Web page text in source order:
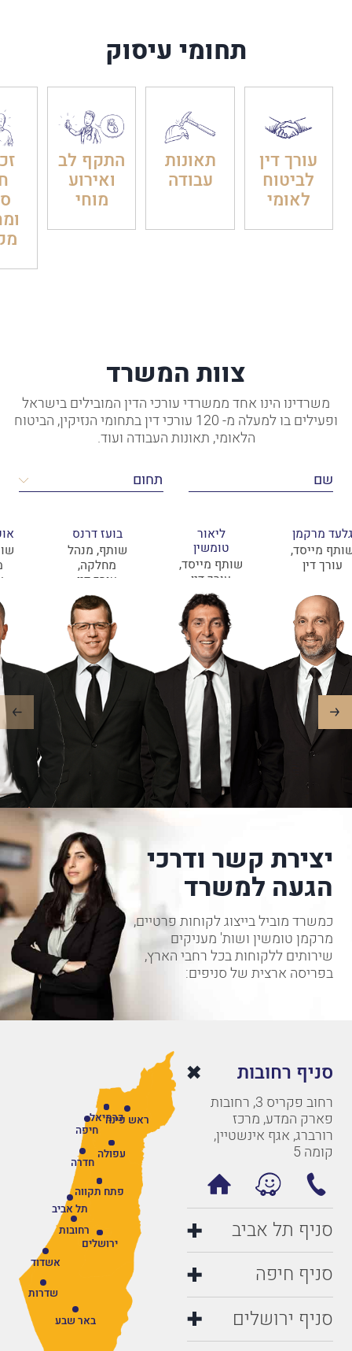
תחומי עיסוק
עורך דין
לביטוח
לאומי
תאונות
עבודה
התקף לב
ואירוע
מוחי
צוות המשרד
משרדינו הינו אחד ממשרדי עורכי הדין המובילים בישראל
ופעילים בו למעלה מ- 120 עורכי דין בתחומי הנזיקין, הביטוח
הלאומי, תאונות העבודה ועוד.
גלעד מרקמן
מייסד,
עורך דין
ליאור
טומשין
שותף מייסד,
עורך דין
בועז דרנס
שותף, מנהל
מחלקה,
עורך דין
יצירת קשר ודרכי
הגעה למשרד
כמשרד מוביל בייצוג לקוחות פרטיים,
מרקמן טומשין ושות' מעניקים
שירותים ללקוחות בכל רחבי הארץ,
בפריסה ארצית של סניפים:
סניף רחובות
רחוב פקריס 3, רחובות
פארק המדע, מרכז
רורברג, אגף אינשטיין,
קומה 5
סניף תל אביב
סניף חיפה
סניף ירושלים
רחובות
תל אביב
חיפה
ירושלים
פתח תקווה
חדרה
באר שבע
אשדוד
שדרות
עפולה
ראש פינהכרמיאל